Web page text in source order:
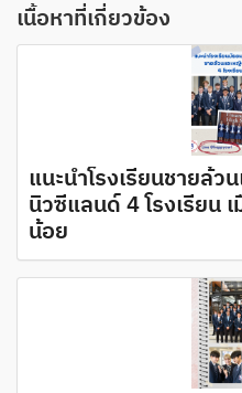
เนื้อหาที่เกี่ยวข้อง
แนะนำโรงเรียนชายล้ว
นิวซีแลนด์ 4 โรงเรียน
น้อย